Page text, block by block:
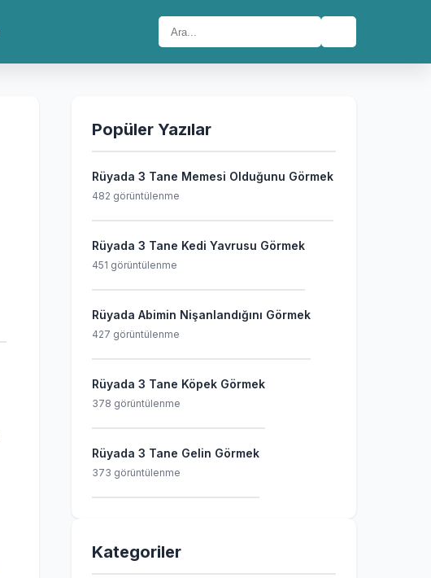
Popüler Yazılar
Rüyada 3 Tane Memesi Olduğunu Görmek
482 görüntülenme
Rüyada 3 Tane Kedi Yavrusu Görmek
451 görüntülenme
Rüyada Abimin Nişanlandığını Görmek
427 görüntülenme
Rüyada 3 Tane Köpek Görmek
378 görüntülenme
Rüyada 3 Tane Gelin Görmek
373 görüntülenme
Kategoriler